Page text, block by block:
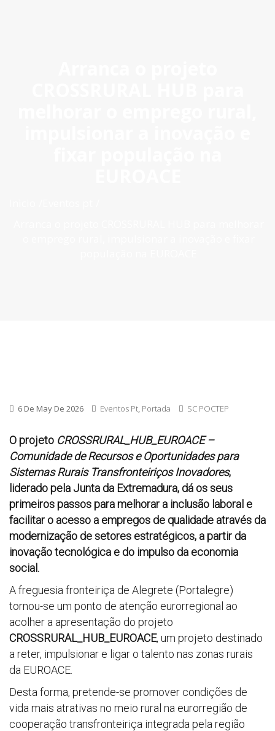
6 De May De 2026 Eventos Pt, Portada SC POCTEP
O projeto CROSSRURAL_HUB_EUROACE–
Comunidade de Recursos e Oportunidades para
Sistemas Rurais Transfronteiriços Inovadores,
liderado pela Junta da Extremadura, dá os seus
primeiros passos para melhorar a inclusão laboral e
facilitar o acesso a empregos de qualidade através da
modernização de setores estratégicos, a partir da
inovação tecnológica e do impulso da economia
social.
A freguesia fronteiriça de Alegrete (Portalegre)
tornou-se um ponto de atenção eurorregional ao
acolher a apresentação do projeto
CROSSRURAL_HUB_EUROACE, um projeto destinado
a reter, impulsionar e ligar o talento nas zonas rurais
da EUROACE.
Desta forma, pretende-se promover condições de
vida mais atrativas no meio rural na eurorregião de
cooperação transfronteiriça integrada pela região